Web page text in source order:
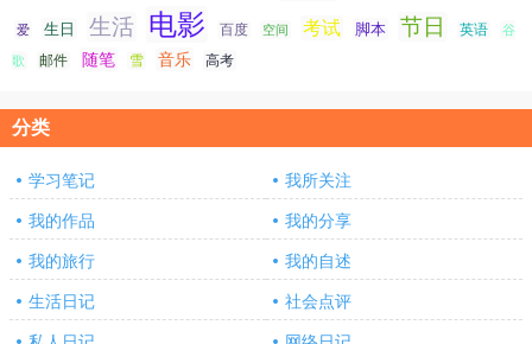
爱 生日 生活 电影 百度 空间 考试 脚本 节日 英语 谷
歌 邮件 随笔 雪 音乐 高考
分类
学习笔记 我所关注
我的作品 我的分享
我的旅行 我的自述
生活日记 社会点评